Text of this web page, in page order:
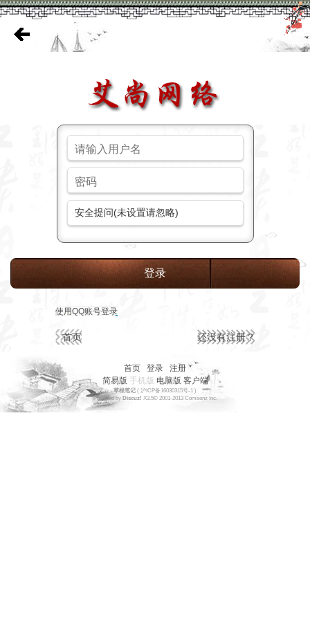
安全提问(未设置请忽略)
登录
使用QQ账号登录
首页 还没有注册？
首页 登录
注册
简易版 手机版 电脑版 客户端
草根笔记 ( 沪ICP备16030315号-1 )
Powered by Discuz! X3.5© 2001-2013 Comsenz Inc.